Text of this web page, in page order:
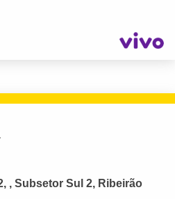
, Subsetor Sul 2, Ribeirão